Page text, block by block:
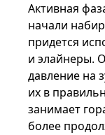
Активная
начали
придется
и элайнеры.
давление на
их в
занимает
более